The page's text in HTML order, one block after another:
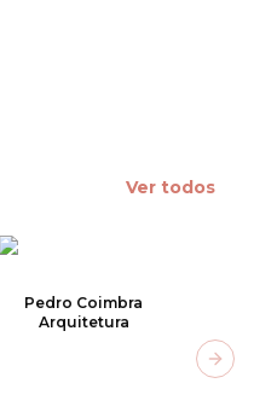
Ver todos
Pedro Coimbra
Arquitetura